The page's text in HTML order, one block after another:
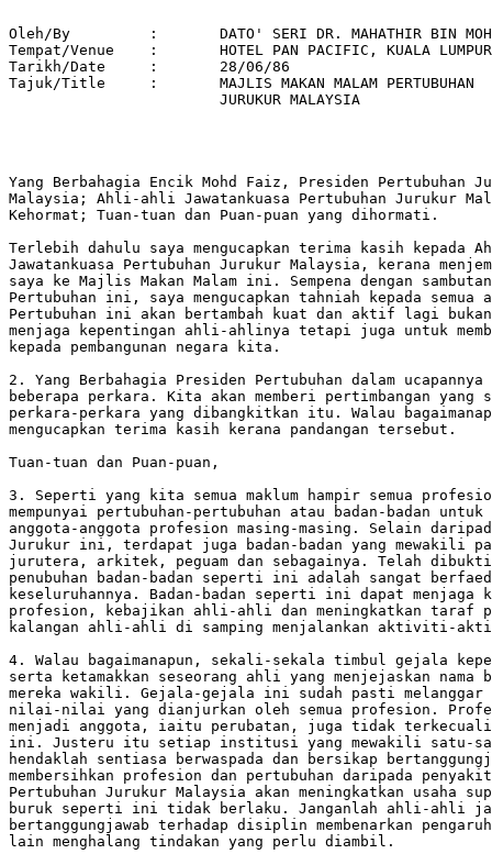
Oleh/By		:	DATO' SERI DR. MAHATHIR BIN MOHAMAD
Tempat/Venue 	: 	HOTEL PAN PACIFIC, KUALA LUMPUR
Tarikh/Date 	: 	28/06/86
Tajuk/Title 	: 	MAJLIS MAKAN MALAM PERTUBUHAN
Yang Berbahagia Encik Mohd Faiz, Presiden Pertubuhan
Malaysia; Ahli-ahli Jawatankuasa Pertubuhan Jurukur
Kehormat; Tuan-tuan dan Puan-puan yang dihormati.
Terlebih dahulu saya mengucapkan terima kasih kepada
Jawatankuasa Pertubuhan Jurukur Malaysia, kerana
saya ke Majlis Makan Malam ini. Sempena dengan
Pertubuhan ini, saya mengucapkan tahniah kepada semua
Pertubuhan ini akan bertambah kuat dan aktif lagi
menjaga kepentingan ahli-ahlinya tetapi juga untuk
kepada pembangunan negara kita.
2. Yang Berbahagia Presiden Pertubuhan dalam ucapannya
beberapa perkara. Kita akan memberi pertimbangan yang
perkara-perkara yang dibangkitkan itu. Walau
mengucapkan terima kasih kerana pandangan tersebut.
Tuan-tuan dan Puan-puan,
3. Seperti yang kita semua maklum hampir semua
mempunyai pertubuhan-pertubuhan atau badan-badan untuk
anggota-anggota profesion masing-masing. Selain
Jurukur ini, terdapat juga badan-badan yang mewakili
jurutera, arkitek, peguam dan sebagainya. Telah
penubuhan badan-badan seperti ini adalah sangat
keseluruhannya. Badan-badan seperti ini dapat menjaga
profesion, kebajikan ahli-ahli dan meningkatkan taraf
kalangan ahli-ahli di samping menjalankan aktiviti-
4. Walau bagaimanapun, sekali-sekala timbul gejala
serta ketamakkan seseorang ahli yang menjejaskan nama
mereka wakili. Gejala-gejala ini sudah pasti
nilai-nilai yang dianjurkan oleh semua profesion.
menjadi anggota, iaitu perubatan, juga tidak
ini. Justeru itu setiap institusi yang mewakili satu-
hendaklah sentiasa berwaspada dan bersikap
membersihkan profesion dan pertubuhan daripada
Pertubuhan Jurukur Malaysia akan meningkatkan usaha
buruk seperti ini tidak berlaku. Janganlah ahli-ahli
bertanggungjawab terhadap disiplin membenarkan
lain menghalang tindakan yang perlu diambil.